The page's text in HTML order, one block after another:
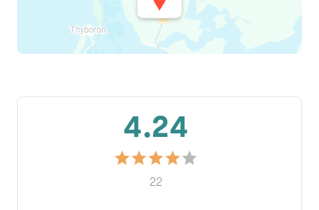
4.24
22